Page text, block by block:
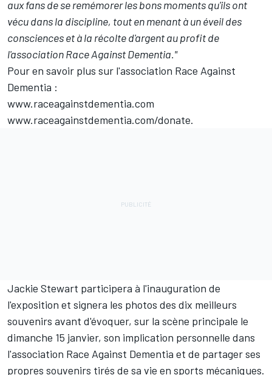
aux fans de se remémorer les bons moments qu'ils ont
vécu dans la discipline, tout en menant à un éveil des
consciences et à la récolte d'argent au profit de
l'association Race Against Dementia."
Pour en savoir plus sur l'association Race Against
Dementia :
www.raceagainstdementia.com
www.raceagainstdementia.com/donate.
Jackie Stewart participera à l'inauguration de
l'exposition et signera les photos des dix meilleurs
souvenirs avant d'évoquer, sur la scène principale le
dimanche 15 janvier, son implication personnelle dans
l'association Race Against Dementia et de partager ses
propres souvenirs tirés de sa vie en sports mécaniques.